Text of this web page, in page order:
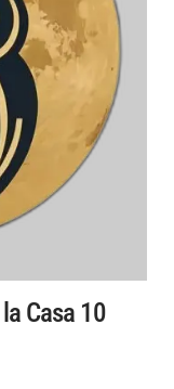
Casa 10